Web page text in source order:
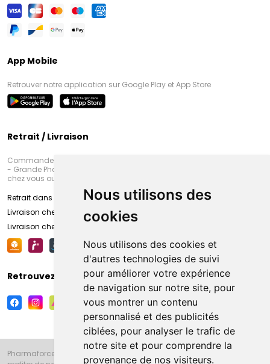
Nous utilisons des
cookies
Nous utilisons des cookies et
d'autres technologies de suivi
pour améliorer votre expérience
de navigation sur notre site, pour
vous montrer un contenu
personnalisé et des publicités
ciblées, pour analyser le trafic de
notre site et pour comprendre la
provenance de nos visiteurs.
App Mobile
Retrouver notre application sur Google Play et App Store
Retrait / Livraison
Commandez en ligne et venez chercher votre commande à Amiens
- Grande Pharmacie d’Amiens (Fachon) ou recevez-là rapidement
chez vous ou en point retrait
Retrait dans la pharmacie d’Amiens
Livraison chez vous
Livraison chez votre commerçant
Retrouvez-nous sur vos réseaux sociaux
Pharmaforce.fr et la Grande Pharmacie d’Amiens vous souhaitent de